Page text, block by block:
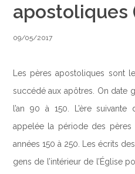
apostoliques
09/05/2017
Les pères apostoliques sont
succédé aux apôtres. On date
l’an 90 à 150. L’ère suivante
appelée la période des
années 150 à 250. Les écrits
gens de l’intérieur de l’Église